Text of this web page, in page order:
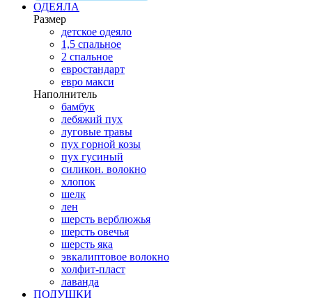
ОДЕЯЛА
Размер
детское одеяло
1,5 спальное
2 спальное
евростандарт
евро макси
Наполнитель
бамбук
лебяжий пух
луговые травы
пух горной козы
пух гусиный
силикон. волокно
хлопок
шелк
лен
шерсть верблюжья
шерсть овечья
шерсть яка
эвкалиптовое волокно
холфит-пласт
лаванда
ПОДУШКИ